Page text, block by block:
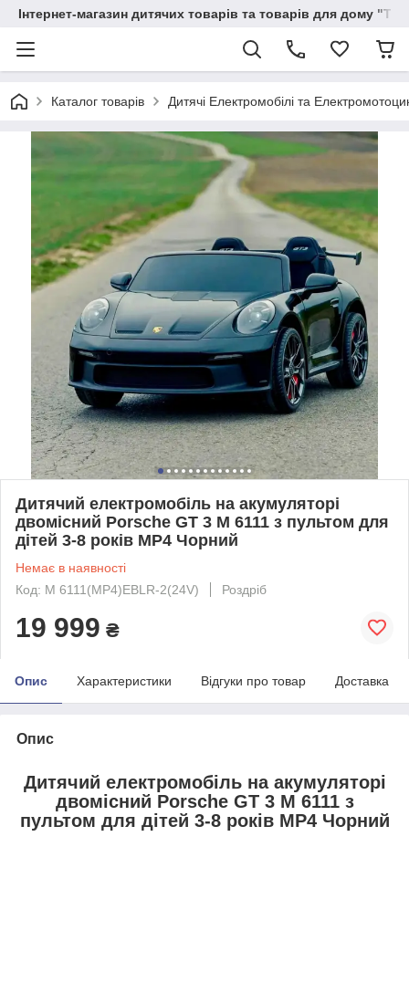
Інтернет-магазин дитячих товарів та товарів для дому
Каталог товарів Дитячі Електромобілі та
Дитячий електромобіль на акумуляторі
двомісний Porsche GT 3 M 6111 з пультом для
дітей 3-8 років MP4 Чорний
Немає в наявності
Код: M 6111(MP4)EBLR-2(24V)
Роздріб
19 999 ₴
Опис Характеристики Відгуки про товар Доставка
Опис
Дитячий електромобіль на акумуляторі
двомісний Porsche GT 3 M 6111 з
пультом для дітей 3-8 років MP4 Чорний